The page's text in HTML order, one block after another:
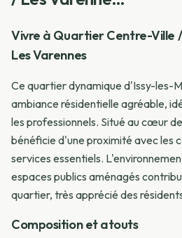
Vivre à Quartier Centre-Ville
Les Varennes
Ce quartier dynamique d'Issy-les-
ambiance résidentielle agréable,
les professionnels. Situé au cœur
bénéficie d'une proximité avec les
services essentiels.
espaces publics aménagés
quartier, très apprécié des
Composition et atouts